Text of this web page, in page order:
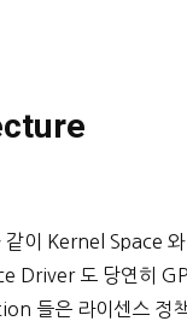
이 Kernel Space
Driver 도 당연히
들은 라이센스 정